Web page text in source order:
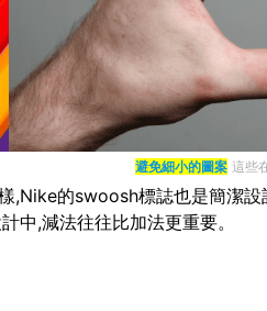
避免細小的圖案 這些
,Nike的swoosh標誌也是簡潔
中,減法往往比加法更重要。